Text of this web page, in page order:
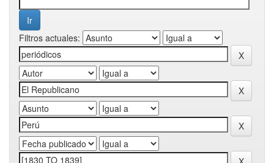
Filtros actuales: